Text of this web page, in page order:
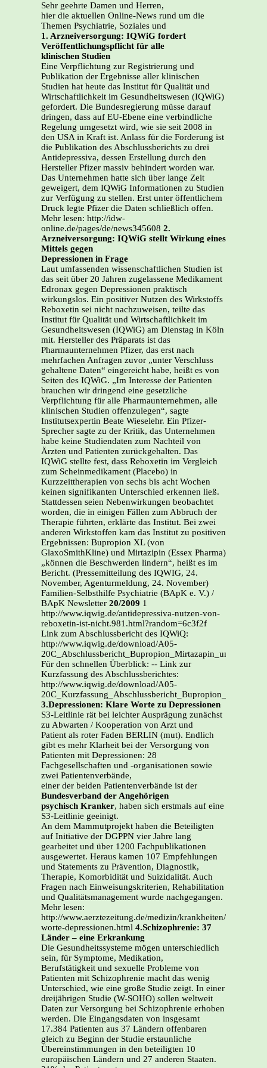
Sehr geehrte Damen und Herren,
hier die aktuellen Online-News rund um die
Themen Psychiatrie, Soziales und
1. Arzneiversorgung: IQWiG fordert
Veröffentlichungspflicht für alle
klinischen Studien
Eine Verpflichtung zur Registrierung und
Publikation der Ergebnisse aller klinischen
Studien hat heute das Institut für Qualität und
Wirtschaftlichkeit im Gesundheitswesen (IQWiG)
gefordert. Die Bundesregierung müsse darauf
dringen, dass auf EU-Ebene eine verbindliche
Regelung umgesetzt wird, wie sie seit 2008 in
den USA in Kraft ist. Anlass für die Forderung ist
die Publikation des Abschlussberichts zu drei
Antidepressiva, dessen Erstellung durch den
Hersteller Pfizer massiv behindert worden war.
Das Unternehmen hatte sich über lange Zeit
geweigert, dem IQWiG Informationen zu Studien
zur Verfügung zu stellen. Erst unter öffentlichem
Druck legte Pfizer die Daten schließlich offen.
Mehr lesen: http://idw-
online.de/pages/de/news345608 2.
Arzneiversorgung: IQWiG stellt Wirkung eines
Mittels gegen
Depressionen in Frage
Laut umfassenden wissenschaftlichen Studien ist
das seit über 20 Jahren zugelassene Medikament
Edronax gegen Depressionen praktisch
wirkungslos. Ein positiver Nutzen des Wirkstoffs
Reboxetin sei nicht nachzuweisen, teilte das
Institut für Qualität und Wirtschaftlichkeit im
Gesundheitswesen (IQWiG) am Dienstag in Köln
mit. Hersteller des Präparats ist das
Pharmaunternehmen Pfizer, das erst nach
mehrfachen Anfragen zuvor „unter Verschluss
gehaltene Daten“ eingereicht habe, heißt es von
Seiten des IQWiG. „Im Interesse der Patienten
brauchen wir dringend eine gesetzliche
Verpflichtung für alle Pharmaunternehmen, alle
klinischen Studien offenzulegen“, sagte
Institutsexpertin Beate Wieselehr. Ein Pfizer-
Sprecher sagte zu der Kritik, das Unternehmen
habe keine Studiendaten zum Nachteil von
Ärzten und Patienten zurückgehalten. Das
IQWiG stellte fest, dass Reboxetin im Vergleich
zum Scheinmedikament (Placebo) in
Kurzzeittherapien von sechs bis acht Wochen
keinen signifikanten Unterschied erkennen ließ.
Stattdessen seien Nebenwirkungen beobachtet
worden, die in einigen Fällen zum Abbruch der
Therapie führten, erklärte das Institut. Bei zwei
anderen Wirkstoffen kam das Institut zu positiven
Ergebnissen: Bupropion XL (von
GlaxoSmithKline) und Mirtazipin (Essex Pharma)
„können die Beschwerden lindern“, heißt es im
Bericht. (Pressemitteilung des IQWIG, 24.
November, Agenturmeldung, 24. November)
Familien-Selbsthilfe Psychiatrie (BApK e. V.) /
BApK Newsletter 20/2009 1
http://www.iqwig.de/antidepressiva-nutzen-von-
reboxetin-ist-nicht.981.html?random=6c3f2f
Link zum Abschlussbericht des IQWiQ:
http://www.iqwig.de/download/A05-
Für den schnellen Überblick: -- Link zur
Kurzfassung des Abschlussberichtes:
http://www.iqwig.de/download/A05-
3.Depressionen: Klare Worte zu Depressionen
S3-Leitlinie rät bei leichter Ausprägung zunächst
zu Abwarten / Kooperation von Arzt und
Patient als roter Faden BERLIN (mut). Endlich
gibt es mehr Klarheit bei der Versorgung von
Patienten mit Depressionen: 28
Fachgesellschaften und -organisationen sowie
zwei Patientenverbände,
einer der beiden Patientenverbände ist der
Bundesverband der Angehörigen
psychisch Kranker, haben sich erstmals auf eine
S3-Leitlinie geeinigt.
An dem Mammutprojekt haben die Beteiligten
auf Initiative der DGPPN vier Jahre lang
gearbeitet und über 1200 Fachpublikationen
ausgewertet. Heraus kamen 107 Empfehlungen
und Statements zu Prävention, Diagnostik,
Therapie, Komorbidität und Suizidalität. Auch
Fragen nach Einweisungskriterien, Rehabilitation
und Qualitätsmanagement wurde nachgegangen.
Mehr lesen:
http://www.aerztezeitung.de/medizin/krankheiten/demenz/
worte-depressionen.html 4.Schizophrenie: 37
Länder – eine Erkrankung
Die Gesundheitssysteme mögen unterschiedlich
sein, für Symptome, Medikation,
Berufstätigkeit und sexuelle Probleme von
Patienten mit Schizophrenie macht das wenig
Unterschied, wie eine große Studie zeigt. In einer
dreijährigen Studie (W-SOHO) sollen weltweit
Daten zur Versorgung bei Schizophrenie erhoben
werden. Die Eingangsdaten von insgesamt
17.384 Patienten aus 37 Ländern offenbaren
gleich zu Beginn der Studie erstaunliche
Übereinstimmungen in den beteiligten 10
europäischen Ländern und 27 anderen Staaten.